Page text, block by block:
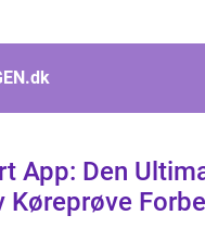
dk
App: Den
Køreprøve